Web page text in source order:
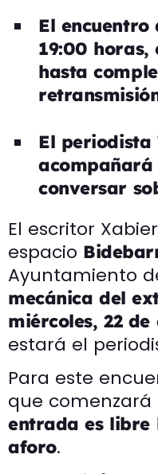
El
19:00
hasta
El periodista
conversar
El escritor
espacio
Ayuntamiento
mecánica del
miércoles, 22 de
estará el
Para este
que comenzará
entrada es libre
aforo.